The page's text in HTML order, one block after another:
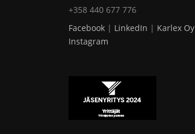
+358 440 677 776
Facebook | LinkedIn | Karlex Oy
Instagram